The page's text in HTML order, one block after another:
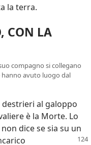
la terra.
CON LA
compagno si collegano
avuto luogo dal
al galoppo
è la Morte. Lo
dice se sia su un